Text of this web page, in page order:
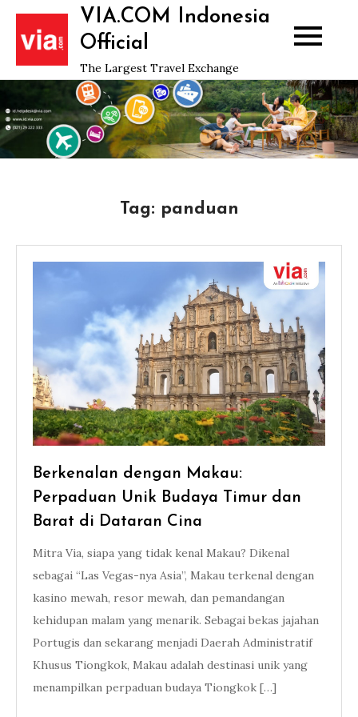
Skip
content
VIA.COM Indonesia
Official
The Largest Travel Exchange
Tag: panduan
Berkenalan dengan Makau:
Perpaduan Unik Budaya Timur dan
Barat di Dataran Cina
Mitra Via, siapa yang tidak kenal Makau? Dikenal
sebagai “Las Vegas-nya Asia”, Makau terkenal dengan
kasino mewah, resor mewah, dan pemandangan
kehidupan malam yang menarik. Sebagai bekas jajahan
Portugis dan sekarang menjadi Daerah Administratif
Khusus Tiongkok, Makau adalah destinasi unik yang
menampilkan perpaduan budaya Tiongkok […]